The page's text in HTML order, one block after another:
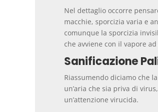
Nel dettaglio occorre
macchie, sporcizia varia e
comunque la sporcizia
che avviene con il vapore
Sanificazione
Riassumendo diciamo che la
un’aria che sia priva di
un’attenzione virucida.